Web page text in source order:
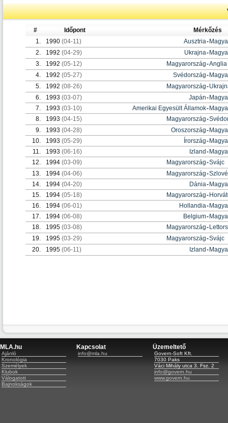
# Időpont
Mérkőzés
1.
1990 (04-11) Ausztria-
2.
1992 (04-29) Ukrajna-
3.
1992 (05-12) Magyarország-Anglia
4.
1992 (05-27) Svédország-
5.
1992 (08-26) Magyarország-
6.
1993 (03-07) Japán-
7.
1993 (03-10) Amerikai Egyesült Államok-
8.
1993 (04-15) Magyarország-
9.
1993 (04-28) Oroszország-
10.
1993 (05-29) Írország-
11.
1993 (06-16) Izland -
12.
1994 (03-09) Magyarország-Svájc
13.
1994 (04-06) Magyarország-
14.
1994 (04-20) Dánia-
15.
1994 (05-18) Magyarország-
16.
1994 (06-01) Hollandia-
17.
1994 (06-08) Belgium-
18.
1995 (03-08) Magyarország-
19.
1995 (03-29) Magyarország-Svájc
20.
1995 (06-11) Izland -
MLA.hu
Ajánló
Kronológia
Személyek
Klubok
Válogatott
Bajnokságok
Kapcsolat
info@mla.hu
Üzemeltető
Govern-Soft Kft.
7030 Paks
Váci Mihály utca 3. Fsz. 2
info@govern.hu
www.govern.hu